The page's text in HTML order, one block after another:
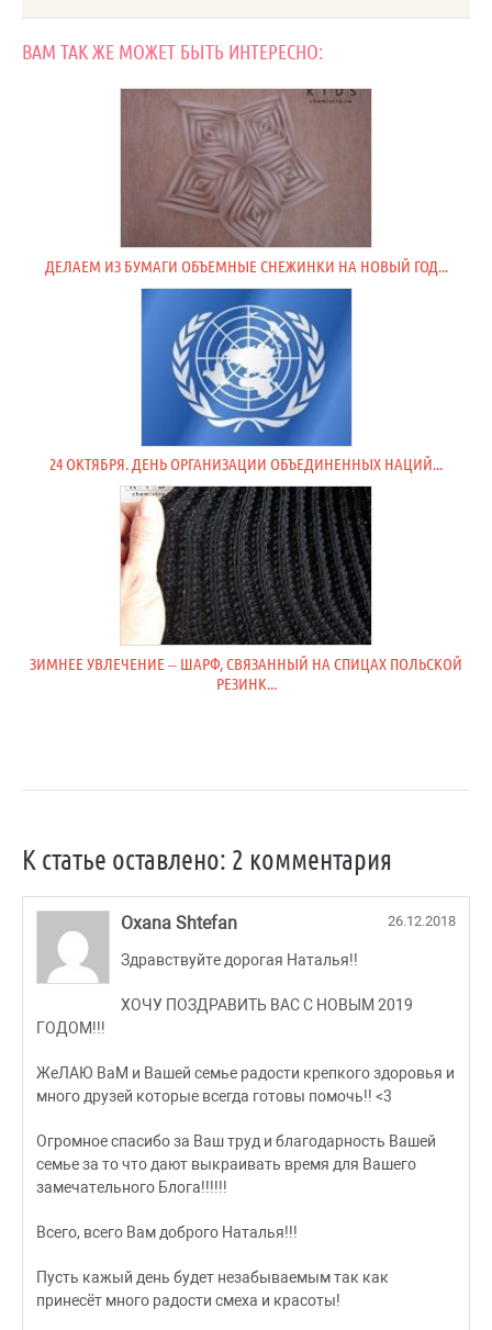
ВАМ ТАК ЖЕ МОЖЕТ БЫТЬ ИНТЕРЕСНО:
ДЕЛАЕМ ИЗ БУМАГИ ОБЪЕМНЫЕ СНЕЖИНКИ НА НОВЫЙ ГОД...
24 ОКТЯБРЯ. ДЕНЬ ОРГАНИЗАЦИИ ОБЪЕДИНЕННЫХ НАЦИЙ...
ЗИМНЕЕ УВЛЕЧЕНИЕ – ШАРФ, СВЯЗАННЫЙ НА СПИЦАХ ПОЛЬСКОЙ
РЕЗИНК...
К статье оставлено: 2 комментария
Oxana Shtefan 26.12.2018
Здравствуйте дорогая Наталья!!
ХОЧУ ПОЗДРАВИТЬ ВАС С НОВЫМ 2019
ГОДОМ!!!
ЖеЛАЮ ВаМ и Вашей семье радости крепкого здоровья и
много друзей которые всегда готовы помочь!! <3
Огромное спасибо за Ваш труд и благодарность Вашей
семье за то что дают выкраивать время для Вашего
замечательного Блога!!!!!!
Всего, всего Вам доброго Наталья!!!
Пусть кажый день будет незабываемым так как
принесёт много радости смеха и красоты!